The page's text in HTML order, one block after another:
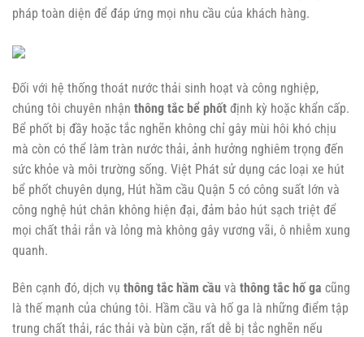
pháp toàn diện để đáp ứng mọi nhu cầu của khách hàng.
Đối với hệ thống thoát nước thải sinh hoạt và công nghiệp,
chúng tôi chuyên nhận thông tắc bể phốt định kỳ hoặc khẩn cấp.
Bể phốt bị đầy hoặc tắc nghẽn không chỉ gây mùi hôi khó chịu
mà còn có thể làm tràn nước thải, ảnh hưởng nghiêm trọng đến
sức khỏe và môi trường sống. Việt Phát sử dụng các loại xe hút
bể phốt chuyên dụng, Hút hầm cầu Quận 5 có công suất lớn và
công nghệ hút chân không hiện đại, đảm bảo hút sạch triệt để
mọi chất thải rắn và lỏng mà không gây vương vãi, ô nhiễm xung
quanh.
Bên cạnh đó, dịch vụ thông tắc hầm cầu và thông tắc hố ga cũng
là thế mạnh của chúng tôi. Hầm cầu và hố ga là những điểm tập
trung chất thải, rác thải và bùn cặn, rất dễ bị tắc nghẽn nếu